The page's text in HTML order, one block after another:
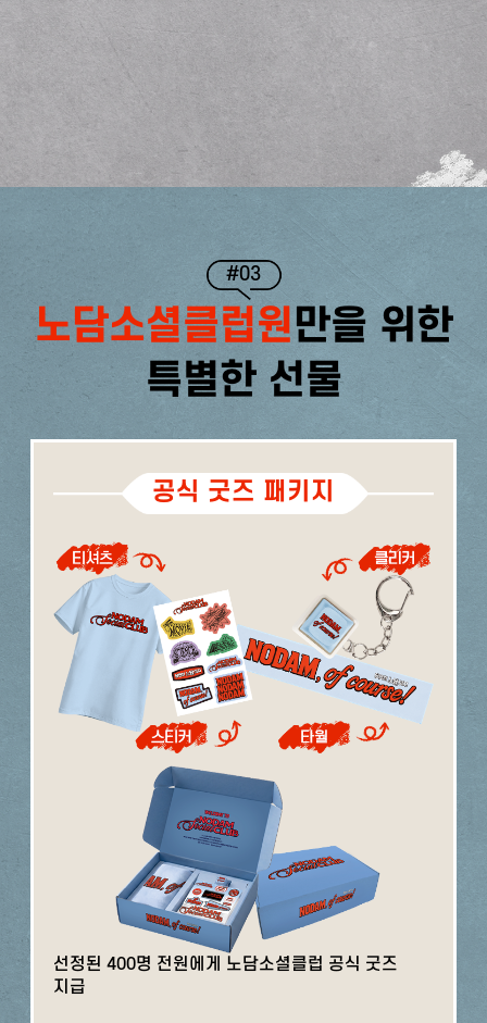
#03
노담소셜클럽원만을 위한
특별한 선물
공식 굿즈 패키지
선정된 400명 전원에게 노담소셜클럽 공식 굿즈
지급